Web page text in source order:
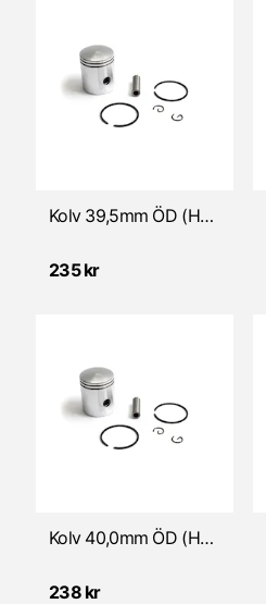
Kolv 39,5mm ÖD (HVA Flinta/Roulette)
235 kr
Kolv 40,0mm ÖD (HVA Flinta/Roulette)
238 kr